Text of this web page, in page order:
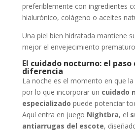
preferiblemente con ingredientes
hialurónico, colágeno o aceites
Una piel bien hidratada mantiene
mejor el envejecimiento
El cuidado nocturno: el paso
diferencia
La noche es el momento en que
por lo que incorporar un cuidado
especializado puede potenciar
Aquí entra en juego Nightbra, el
antiarrugas del escote,